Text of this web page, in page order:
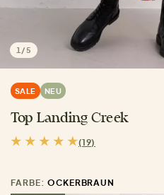
1 /5
SALE NEU
Top Landing Creek
(19)
FARBE: OCKERBRAUN